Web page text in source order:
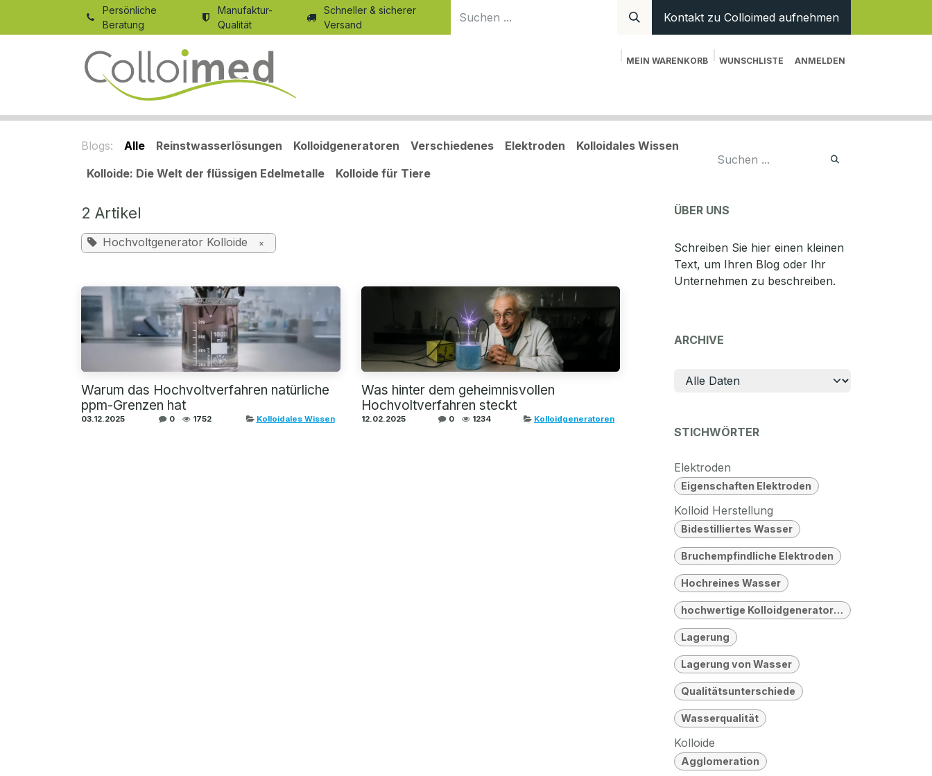
Persönliche
Beratung
Manufaktur-
Qualität
Schneller & sicherer
Versand
Kontakt zu Colloimed aufnehmen
MEIN WARENKORB WUNSCHLISTE ANMELDEN
Blogs: Alle Reinstwasserlösungen Kolloidgeneratoren Verschiedenes Elektroden
Kolloidales Wissen
Kolloide: Die Welt der flüssigen Edelmetalle
Kolloide für Tiere
2 Artikel
Hochvoltgenerator Kolloide ×
Warum das Hochvoltverfahren natürliche
ppm-Grenzen hat
03.12.2025 0 1752 Kolloidales Wissen
Was hinter dem geheimnisvollen
Hochvoltverfahren steckt
12.02.2025 0 1234 Kolloidgeneratoren
ÜBER UNS
Schreiben Sie hier einen kleinen
Text, um Ihren Blog oder Ihr
Unternehmen zu beschreiben.
ARCHIVE
STICHWÖRTER
Elektroden
Eigenschaften Elektroden
Kolloid Herstellung
Bidestilliertes Wasser
Bruchempfindliche Elektroden
Hochreines Wasser
hochwertige Kolloidgeneratoren
Lagerung
Lagerung von Wasser
Qualitätsunterschiede
Wasserqualität
Kolloide
Agglomeration